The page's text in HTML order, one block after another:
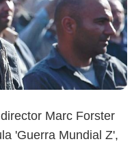
Marc Forster
'Guerra Mundial Z',